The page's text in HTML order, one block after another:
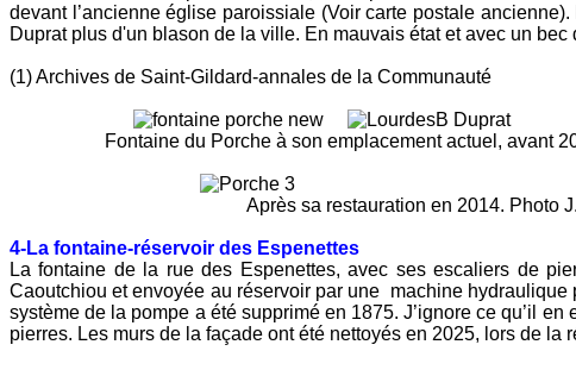
devant l’ancienne église paroissiale (Voir carte postale
Duprat plus d'un blason de la ville. En mauvais état et avec un
(1) Archives de Saint-Gildard-annales de la Communauté
Fontaine du Porche à son emplacement actuel, avant
Après sa restauration en 2014. Photo J.
4-La fontaine-réservoir des Espenettes
La fontaine de la rue des Espenettes, avec ses escaliers de
Caoutchiou et envoyée au réservoir par une machine
système de la pompe a été supprimé en 1875. J’ignore ce qu’il
pierres. Les murs de la façade ont été nettoyés en 2025,